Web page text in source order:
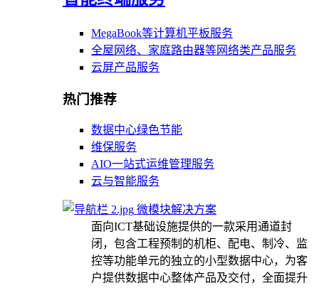
MegaBook等计算机平板服务
全屋网络、家庭路由器等网络类产品服务
云屏产品服务
热门推荐
数据中心绿色节能
维保服务
AIO一站式运维管理服务
云与智能服务
微模块解决方案
面向ICT基础设施提供的一款采用通道封
闭，包含工程预制的机柜、配电、制冷、监
控等功能单元的独立的小型数据中心，为客
户提供数据中心整体产品及交付，全面提升